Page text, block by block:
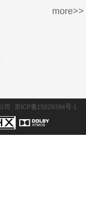
more>>
司 京ICP备15028394号-1